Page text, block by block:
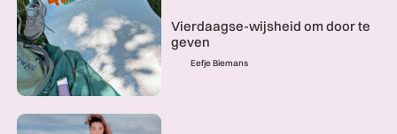
Vierdaagse-wijsheid om door te
geven
Eefje Biemans